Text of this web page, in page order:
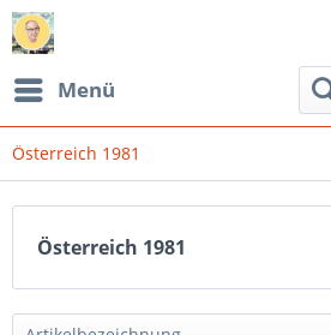
Menü
Österreich 1981
Österreich 1981